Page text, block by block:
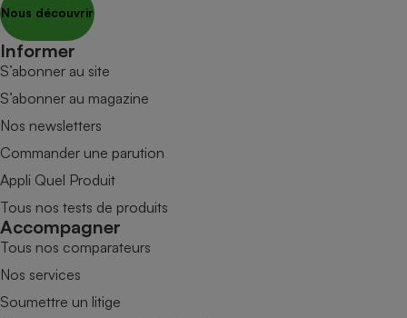
Nous découvrir
Informer
S’abonner au site
S’abonner au magazine
Nos newsletters
Commander une parution
Appli Quel Produit
Tous nos tests de produits
Accompagner
Tous nos comparateurs
Nos services
Soumettre un litige